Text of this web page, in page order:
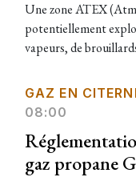
Une zone ATEX
potentiellement
vapeurs, de
GAZ EN
08:00
gaz propane